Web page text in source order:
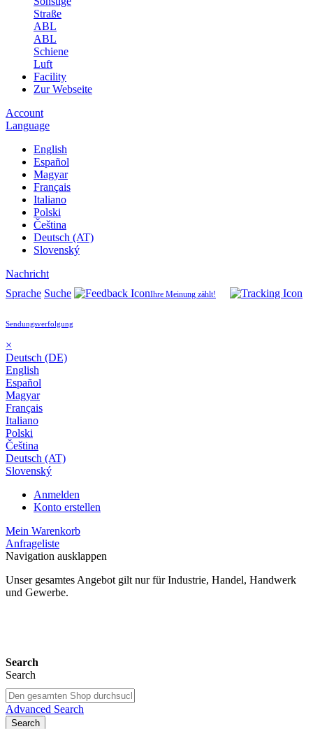
Straße
ABL
ABL
Schiene
Luft
Facility
Zur Webseite
Account
Language
English
Español
Magyar
Français
Italiano
Polski
Čeština
Deutsch (AT)
Slovenský
Nachricht
Sprache Suche Ihre Meinung zählt!
Sendungsverfolgung
×
Deutsch (DE)
English
Español
Magyar
Français
Italiano
Polski
Čeština
Deutsch (AT)
Slovenský
Anmelden
Konto erstellen
Mein Warenkorb
Anfrageliste
Navigation ausklappen
Unser gesamtes Angebot gilt nur für Industrie, Handel, Handwerk
und Gewerbe.
Search
Search
Advanced Search
Search